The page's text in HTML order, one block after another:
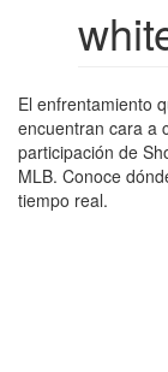
El enfrentamiento
encuentran cara a
participación de
MLB. Conoce
tiempo real.